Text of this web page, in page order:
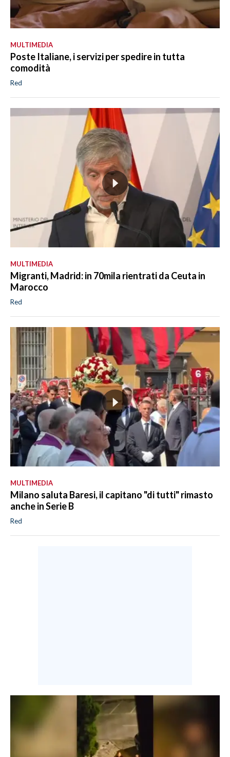
MULTIMEDIA
Poste Italiane, i servizi per spedire in tutta
comodità
Red
MULTIMEDIA
Migranti, Madrid: in 70mila rientrati da Ceuta in
Marocco
Red
MULTIMEDIA
Milano saluta Baresi, il capitano "di tutti" rimasto
anche in Serie B
Red